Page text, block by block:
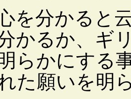
を分かると
かるか、ギ
らかにする
た願いを明